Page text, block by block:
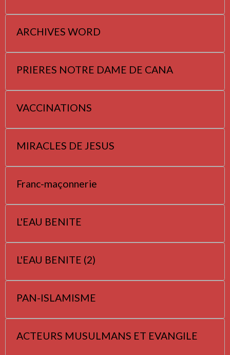
ARCHIVES WORD
PRIERES NOTRE DAME DE CANA
VACCINATIONS
MIRACLES DE JESUS
Franc-maçonnerie
L'EAU BENITE
L'EAU BENITE (2)
PAN-ISLAMISME
ACTEURS MUSULMANS ET EVANGILE